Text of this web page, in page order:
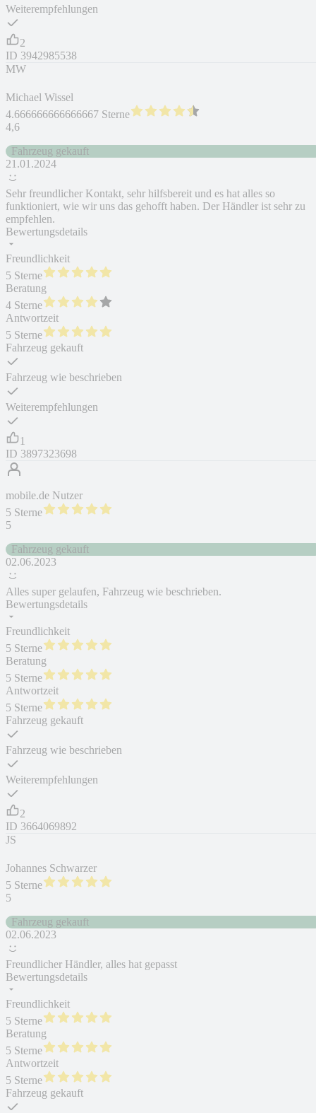
Weiterempfehlungen
2
ID 3942985538
MW
Michael Wissel
4.666666666666667 Sterne
4,6
Fahrzeug gekauft
21.01.2024
Sehr freundlicher Kontakt, sehr hilfsbereit und es hat alles so
funktioniert, wie wir uns das gehofft haben. Der Händler ist sehr zu
empfehlen.
Bewertungsdetails
Freundlichkeit
5 Sterne
Beratung
4 Sterne
Antwortzeit
5 Sterne
Fahrzeug gekauft
Fahrzeug wie beschrieben
Weiterempfehlungen
1
ID 3897323698
mobile.de Nutzer
5 Sterne
5
Fahrzeug gekauft
02.06.2023
Alles super gelaufen, Fahrzeug wie beschrieben.
Bewertungsdetails
Freundlichkeit
5 Sterne
Beratung
5 Sterne
Antwortzeit
5 Sterne
Fahrzeug gekauft
Fahrzeug wie beschrieben
Weiterempfehlungen
2
ID 3664069892
JS
Johannes Schwarzer
5 Sterne
5
Fahrzeug gekauft
02.06.2023
Freundlicher Händler, alles hat gepasst
Bewertungsdetails
Freundlichkeit
5 Sterne
Beratung
5 Sterne
Antwortzeit
5 Sterne
Fahrzeug gekauft